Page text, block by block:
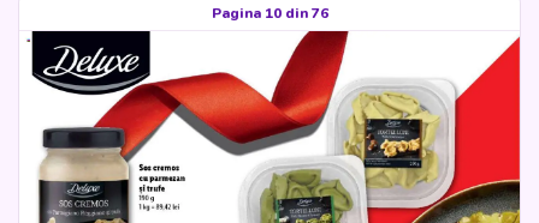
Pagina 10 din 76